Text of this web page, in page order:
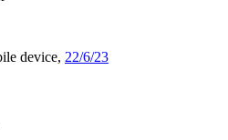
device, 22/6/23